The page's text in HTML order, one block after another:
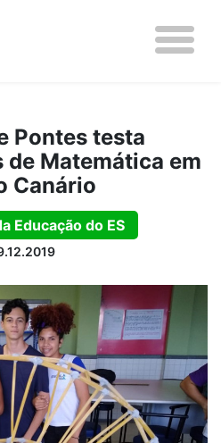
Pontes testa
Matemática em
Canário
Educação do ES